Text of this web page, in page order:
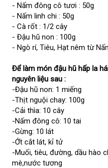
- Nấm đông cô tươi : 50g
- Nấm linh chi : 50g
- Cà rốt : 1/2 cây
- Đậu hũ non : 100g
- Ngò rí, Tiêu, Hạt nêm từ
Để làm món đậu hũ hấp la
nguyên liệu sau :
-Đậu hũ non: 1 miếng
-Thịt nguội chay: 100g
-Cải thìa: 10 cây
-Nấm đông cô: 10 tai
-Gừng: 10 lát
-Ớt cắt lát, kỉ tử
-Muối, tiêu, đường, dầu hào
mè,nước tương